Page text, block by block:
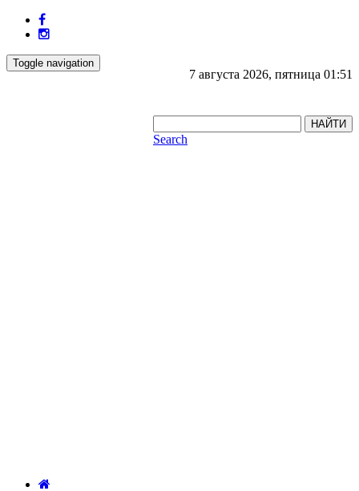
7 августа 2026, пятница 01:51
Toggle navigation
НАЙТИ
Search